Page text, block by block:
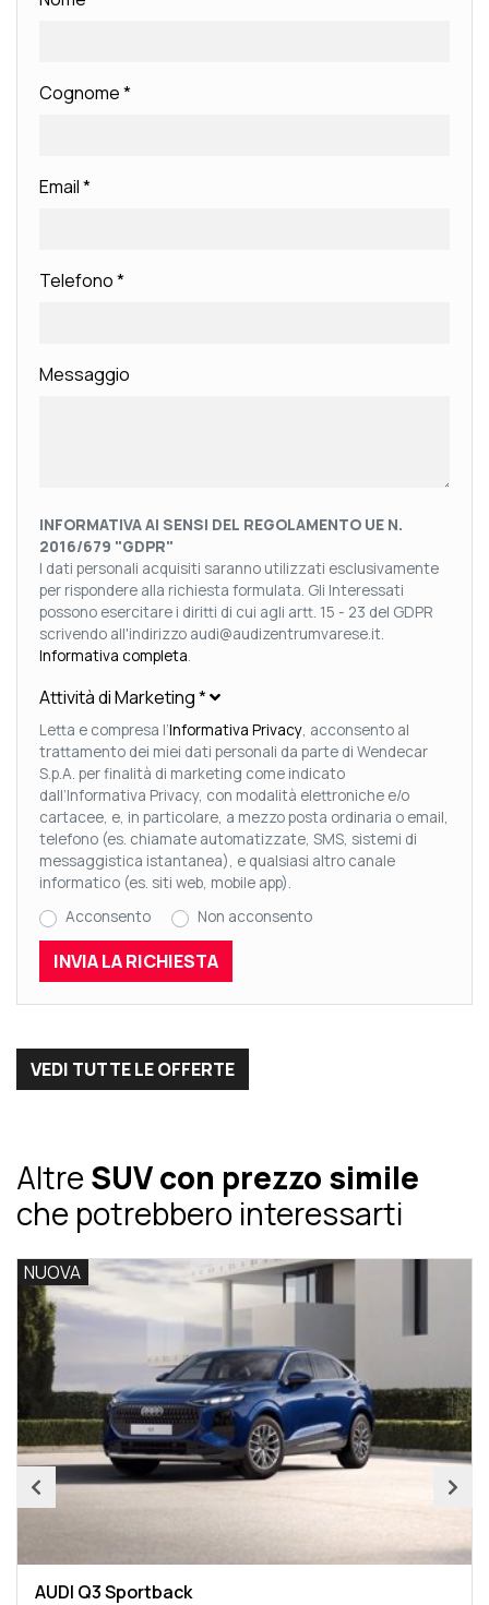
Cognome*
Email*
Telefono*
Messaggio
INFORMATIVA AI SENSI DEL REGOLAMENTO UE N.
2016/679 "GDPR"
I dati personali acquisiti saranno utilizzati esclusivamente
per rispondere alla richiesta formulata. Gli Interessati
possono esercitare i diritti di cui agli artt. 15 - 23 del GDPR
scrivendo all'indirizzo audi@audizentrumvarese.it.
Informativa completa
Attività di Marketing*
Letta e compresa l’Informativa Privacy , acconsento al
trattamento dei miei dati personali da parte di Wendecar
S.p.A. per finalità di marketing come indicato
dall’Informativa Privacy, con modalità elettroniche e/o
cartacee, e, in particolare, a mezzo posta ordinaria o email,
telefono (es. chiamate automatizzate, SMS, sistemi di
messaggistica istantanea), e qualsiasi altro canale
informatico (es. siti web, mobile app).
Acconsento
Non acconsento
VEDI TUTTE LE OFFERTE
AltreSUV con prezzo simile
che potrebbero interessarti
NUOVA
AUDI Q3 Sportback